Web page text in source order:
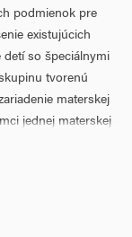
podmienok pre
existujúcich
so špeciálnymi
tvorenú
materskej
jednej materskej
materskej
žiadateľ v prvom